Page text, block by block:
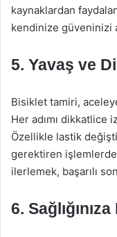
kaynaklardan
kendinize güveninizi
5. Yavaş ve
Bisiklet tamiri,
Her adımı dikkatlice
Özellikle lastik
gerektiren
ilerlemek, başarılı
6.